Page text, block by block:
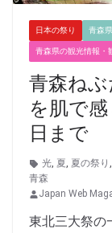
日本の祭り 青森
青森県の観光情報・
青森ね
を肌で
日まで
光, 夏, 夏の祭り ,
青森
Japan Web
東北三大祭の